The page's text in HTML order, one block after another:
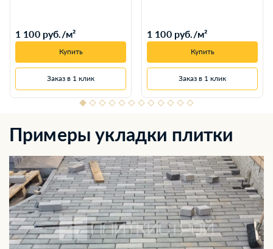
1 100 руб./м²
Купить
Заказ в 1 клик
1 100 руб./м²
Купить
Заказ в 1 клик
Примеры укладки плитки